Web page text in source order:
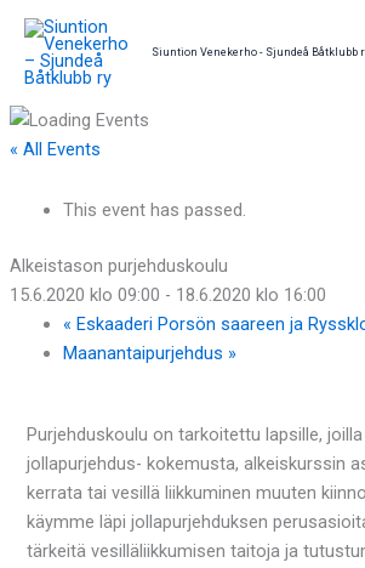
Skip
content
Siuntion Venekerho - Sjundeå Båtklubb
« All Events
This event has passed.
Alkeistason purjehduskoulu
15.6.2020 klo 09:00 - 18.6.2020 klo 16:00
« Eskaaderi Porsön saareen ja
Maanantaipurjehdus »
Purjehduskoulu on tarkoitettu lapsille,
jollapurjehdus- kokemusta, alkeiskurssin
kerrata tai vesillä liikkuminen muuten
käymme läpi jollapurjehduksen
tärkeitä vesilläliikkumisen taitoja ja